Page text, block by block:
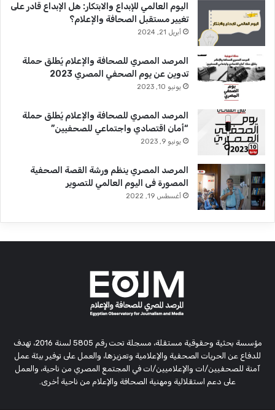
اليوم العالمي للإبداع والابتكار: هل الإبداع قادر على
تغيير مستقبل الصحافة والإعلام؟
أبريل 21, 2024
المرصد المصري للصحافة والإعلام يُطلق حملة
تدوين عن يوم الصحفي المصري 2023
يونيو 10, 2023
المرصد المصري للصحافة والإعلام يُطلق حملة
“أمان اقتصادي واجتماعي للصحفيين”
يونيو 9, 2023
المرصد المصري ينظم ورشة القصة الصحفية
المصورة فى اليوم العالمي للتصوير
أغسطس 19, 2022
مؤسسة بحثية وحقوقية مستقلة، مسجلة تحت رقم 5805 لسنة 2016، تهدف
للدفاع عن الحريات الصحفية والإعلامية وتعزيزها، والعمل على توفير بيئة عمل
آمنة للصحفيين/ات والإعلاميين/ات في المجتمع المصري من ناحية، والعمل
على دعم استقلالية ومهنية الصحافة والإعلام من ناحية أخرى.